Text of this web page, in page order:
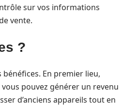
sur vos informations
vente.
?
En premier lieu,
pouvez générer un revenu
d’anciens appareils tout en